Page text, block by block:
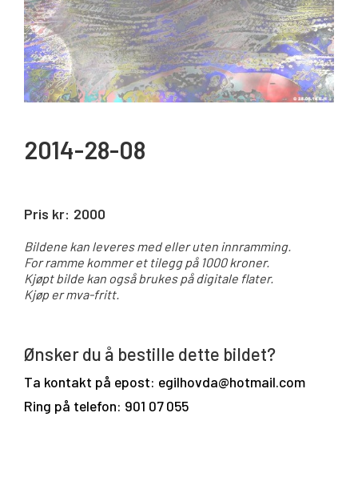
2014-28-08
Pris kr: 2000
Bildene kan leveres med eller uten innramming.
For ramme kommer et tilegg på 1000 kroner.
Kjøpt bilde kan også brukes på digitale flater.
Kjøp er mva-fritt.
Ønsker du å bestille dette bildet?
Ta kontakt på epost: egilhovda@hotmail.com
Ring på telefon: 901 07 055